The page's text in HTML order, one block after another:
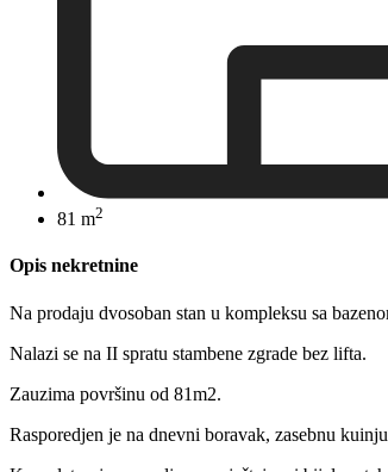
81 m2
Opis nekretnine
Na prodaju dvosoban stan u kompleksu sa
Nalazi se na II spratu stambene zgrade bez lifta.
Zauzima površinu od 81m2.
Rasporedjen je na dnevni boravak, zasebnu